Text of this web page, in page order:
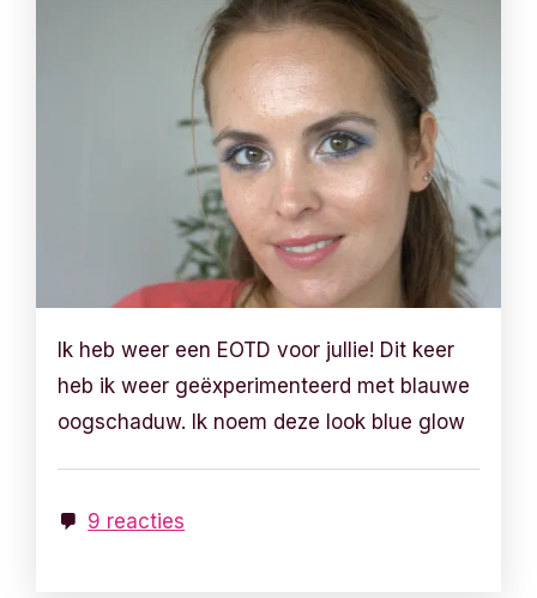
Ik heb weer een EOTD voor jullie! Dit keer
heb ik weer geëxperimenteerd met blauwe
oogschaduw. Ik noem deze look blue glow
9 reacties